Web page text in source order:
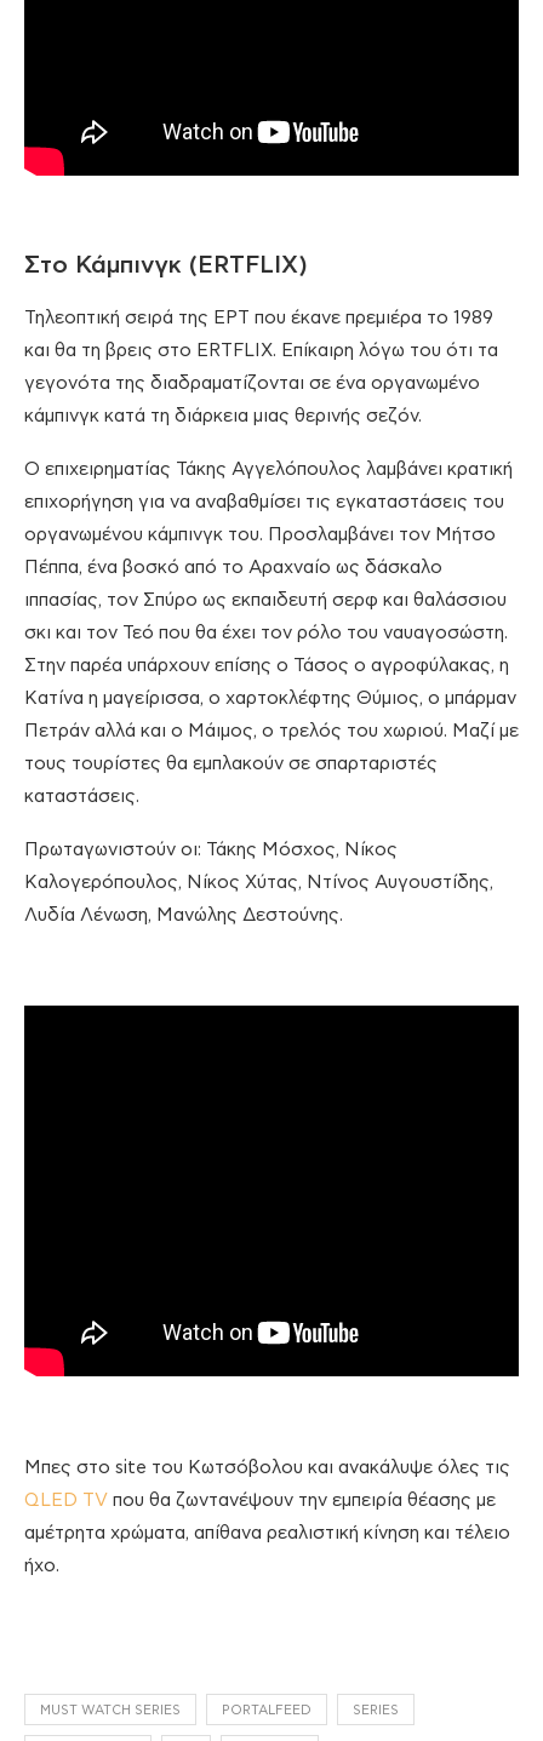
Στο Κάμπινγκ (ERTFLIX)
Τηλεοπτική σειρά της ΕΡΤ που έκανε πρεμιέρα το 1989
και θα τη βρεις στο ERTFLIX. Επίκαιρη λόγω του ότι τα
γεγονότα της διαδραματίζονται σε ένα οργανωμένο
κάμπινγκ κατά τη διάρκεια μιας θερινής σεζόν.
Ο επιχειρηματίας Τάκης Αγγελόπουλος λαμβάνει κρατική
επιχορήγηση για να αναβαθμίσει τις εγκαταστάσεις του
οργανωμένου κάμπινγκ του. Προσλαμβάνει τον Μήτσο
Πέππα, ένα βοσκό από το Αραχναίο ως δάσκαλο
ιππασίας, τον Σπύρο ως εκπαιδευτή σερφ και θαλάσσιου
σκι και τον Τεό που θα έχει τον ρόλο του ναυαγοσώστη.
Στην παρέα υπάρχουν επίσης ο Τάσος ο αγροφύλακας, η
Κατίνα η μαγείρισσα, ο χαρτοκλέφτης Θύμιος, ο μπάρμαν
Πετράν αλλά και ο Μάιμος, ο τρελός του χωριού. Μαζί με
τους τουρίστες θα εμπλακούν σε σπαρταριστές
καταστάσεις.
Πρωταγωνιστούν οι: Τάκης Μόσχος, Νίκος
Καλογερόπουλος, Νίκος Χύτας, Ντίνος Αυγουστίδης,
Λυδία Λένωση, Μανώλης Δεστούνης.
Μπες στο site του Κωτσόβολου και ανακάλυψε όλες τις
QLED TV που θα ζωντανέψουν την εμπειρία θέασης με
αμέτρητα χρώματα, απίθανα ρεαλιστική κίνηση και τέλειο
ήχο.
MUST WATCH SERIES PORTALFEED SERIES